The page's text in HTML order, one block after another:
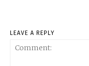
LEAVE A REPLY